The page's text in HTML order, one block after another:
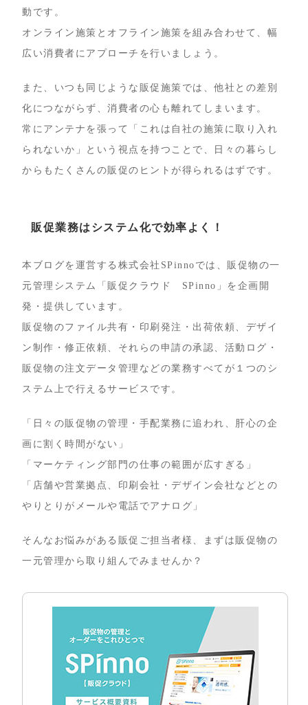
動です。
オンライン施策とオフライン施策を組み合わせて、幅
広い消費者にアプローチを行いましょう。
また、いつも同じような販促施策では、他社との差別
化につながらず、消費者の心も離れてしまいます。
常にアンテナを張って「これは自社の施策に取り入れ
られないか」という視点を持つことで、日々の暮らし
からもたくさんの販促のヒントが得られるはずです。
販促業務はシステム化で効率よく！
本ブログを運営する株式会社SPinnoでは、販促物の一
元管理システム「販促クラウド SPinno」を企画開
発・提供しています。
販促物のファイル共有・印刷発注・出荷依頼、デザイ
ン制作・修正依頼、それらの申請の承認、活動ログ・
販促物の注文データ管理などの業務すべてが１つのシ
ステム上で行えるサービスです。
「日々の販促物の管理・手配業務に追われ、肝心の企
画に割く時間がない」
「マーケティング部門の仕事の範囲が広すぎる」
「店舗や営業拠点、印刷会社・デザイン会社などとの
やりとりがメールや電話でアナログ」
そんなお悩みがある販促ご担当者様、まずは販促物の
一元管理から取り組んでみませんか？